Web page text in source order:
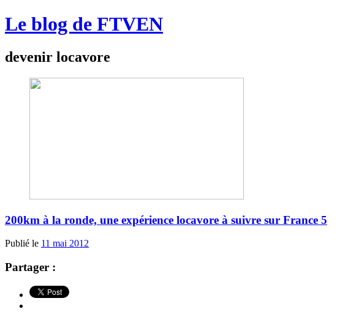
Le blog de FTVEN
devenir locavore
200km à la ronde, une expérience locavore à suivre sur France 5
Publié le 11 mai 2012
Partager :